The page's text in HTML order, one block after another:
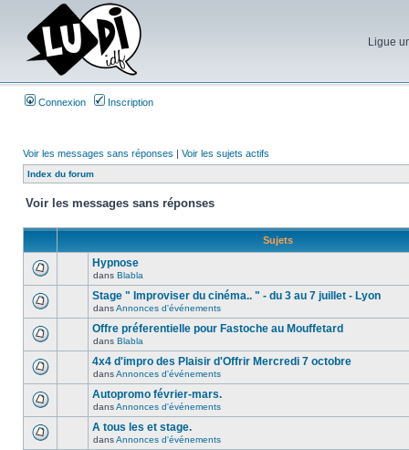
Ligue
Connexion Inscription
Voir les messages sans réponses | Voir les sujets actifs
Index du forum
Voir les messages sans réponses
Sujets
Hypnose
dans Blabla
Stage " Improviser du cinéma.. " - du 3 au 7 juillet - Lyon
dansAnnonces d'événements
Offre préferentielle pour Fastoche au Mouffetard
dans Blabla
4x4 d'impro des Plaisir d'Offrir Mercredi 7 octobre
dansAnnonces d'événements
Autopromo février-mars.
dansAnnonces d'événements
A tous les et stage.
dansAnnonces d'événements